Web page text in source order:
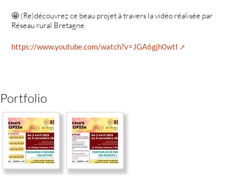
🤩 (Re)découvrez ce beau projet à travers la vidéo réalisée par
Réseau rural Bretagne.
https://www.youtube.com/watch?v=JGA6gjh0wtI
Portfolio